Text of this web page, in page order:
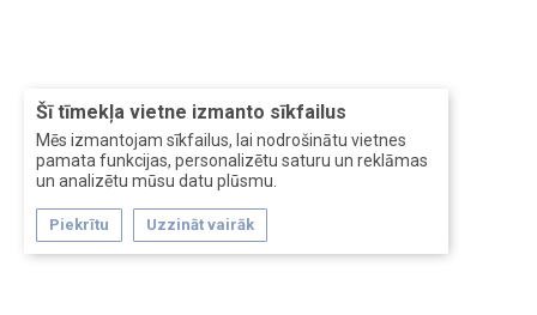
Šī tīmekļa vietne izmanto sīkfailus
Mēs izmantojam sīkfailus, lai nodrošinātu vietnes
pamata funkcijas, personalizētu saturu un reklāmas
un analizētu mūsu datu plūsmu.
Piekrītu Uzzināt vairāk